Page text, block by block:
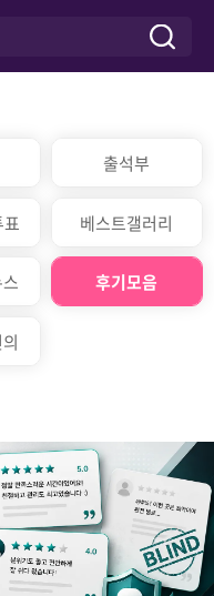
출석부
베스트갤러리
후기모음